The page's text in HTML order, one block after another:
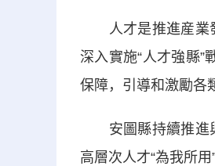
人才是推進産業發
深入實施“人才強縣
保障，引導和激勵各
安圖縣持續推進與
高層次人才“為我所用”